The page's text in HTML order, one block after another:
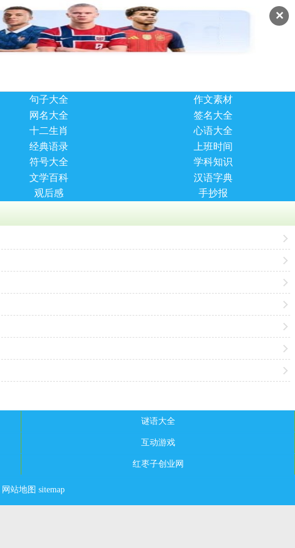
✕
句子大全
作文素材
网名大全
签名大全
十二生肖
心语大全
经典语录
上班时间
符号大全
学科知识
文学百科
汉语字典
观后感
手抄报
谜语大全
互动游戏
红枣子创业网
网站地图 sitemap